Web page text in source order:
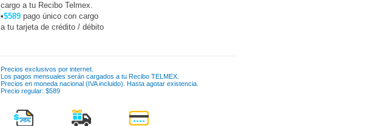
cargo a tu Recibo Telmex.
•$589 pago único con cargo
a tu tarjeta de crédito / débito
Precios exclusivos por internet.
Los pagos mensuales serán cargados a tu Recibo TELMEX.
Precios en moneda nacional (IVA incluido). Hasta agotar existencia.
Precio regular: $589